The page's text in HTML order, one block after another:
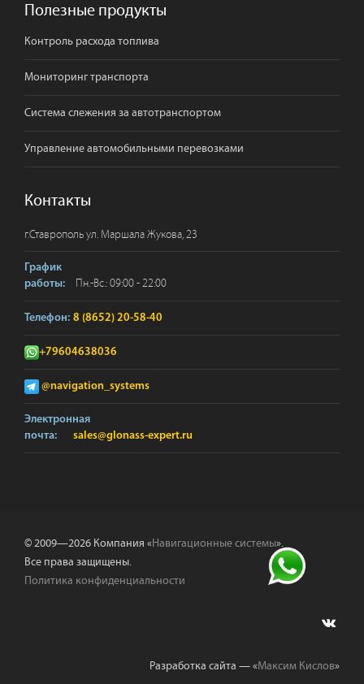
Полезные продукты
Контроль расхода топлива
Мониторинг транспорта
Система слежения за автотранспортом
Управление автомобильными перевозками
Контакты
г.Ставропольул. Маршала Жукова, 23
График
работы:
Пн.-Вс.: 09:00 - 22:00
Телефон: 8 (8652) 20-58-40
+79604638036
@navigation_systems
Электронная
почта:
sales@glonass-expert.ru
© 2009—2026 Компания «Навигационные системы».
Все права защищены.
Политика конфиденциальности
Разработка сайта — «Максим Кислов»